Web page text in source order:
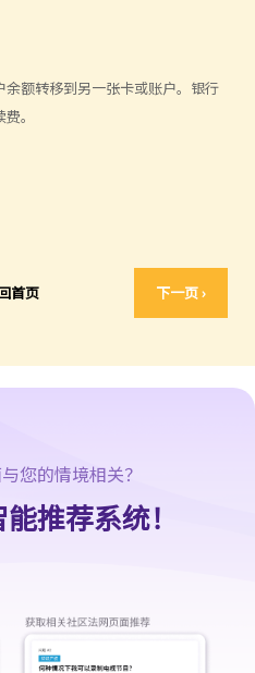
额转移到另一张卡或账户。银行
。
首页 下一页 ›
您的情境相关？
推荐系统！